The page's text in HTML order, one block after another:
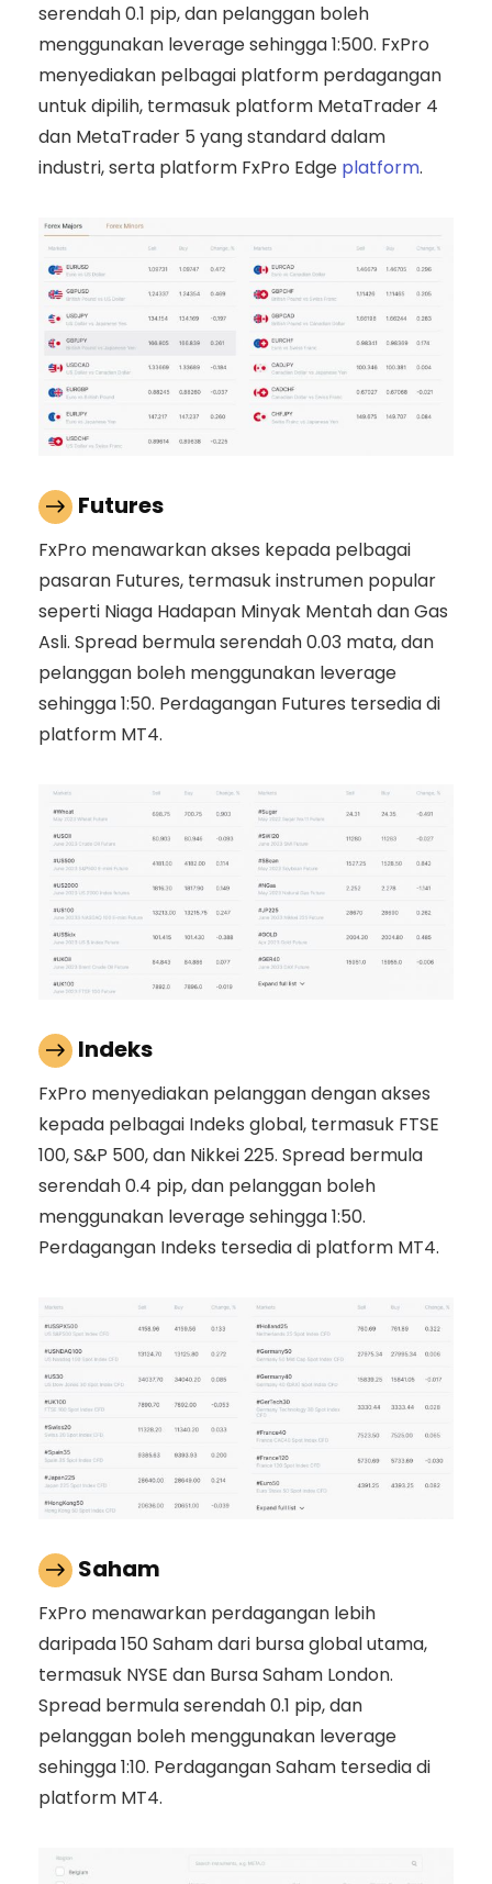
serendah 0.1 pip, dan pelanggan boleh
menggunakan leverage sehingga 1:500. FxPro
menyediakan pelbagai platform perdagangan
untuk dipilih, termasuk platform MetaTrader 4
dan MetaTrader 5 yang standard dalam
industri, serta platform FxPro Edge platform.
Futures
FxPro menawarkan akses kepada pelbagai
pasaran Futures, termasuk instrumen popular
seperti Niaga Hadapan Minyak Mentah dan Gas
Asli. Spread bermula serendah 0.03 mata, dan
pelanggan boleh menggunakan leverage
sehingga 1:50. Perdagangan Futures tersedia di
platform MT4.
Indeks
FxPro menyediakan pelanggan dengan akses
kepada pelbagai Indeks global, termasuk FTSE
100, S&P 500, dan Nikkei 225. Spread bermula
serendah 0.4 pip, dan pelanggan boleh
menggunakan leverage sehingga 1:50.
Perdagangan Indeks tersedia di platform MT4.
Saham
FxPro menawarkan perdagangan lebih
daripada 150 Saham dari bursa global utama,
termasuk NYSE dan Bursa Saham London.
Spread bermula serendah 0.1 pip, dan
pelanggan boleh menggunakan leverage
sehingga 1:10. Perdagangan Saham tersedia di
platform MT4.